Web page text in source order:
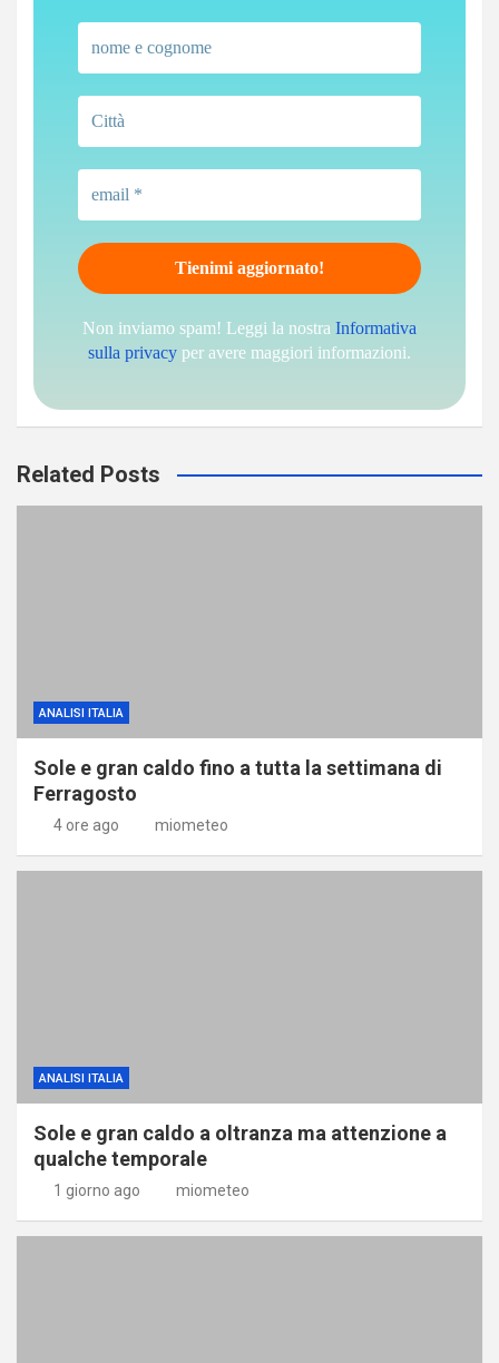
Non inviamo spam! Leggi la nostra Informativa
sulla privacy per avere maggiori informazioni.
Related Posts
ANALISI ITALIA
Sole e gran caldo fino a tutta la settimana di
Ferragosto
4 ore ago miometeo
ANALISI ITALIA
Sole e gran caldo a oltranza ma attenzione a
qualche temporale
1 giorno ago miometeo